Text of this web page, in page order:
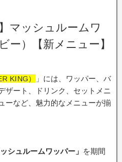
マッシュルームワ
ー）【新メニュー】
KING）
」には、ワッパー、バ
ザート、ドリンク、セットメニ
ーなど、魅力的なメニューが揃
ッシュルームワッパー」 を期間